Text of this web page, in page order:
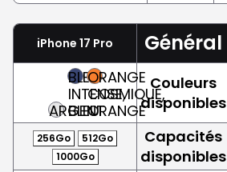
iPhone 17 Pro Général
ARGENT
BLEU
INTENSE,
BLEU
ORANGE
COSMIQUE,
ORANGE
Couleurs
disponibles
256Go
512Go
1000Go
Capacités
disponibles